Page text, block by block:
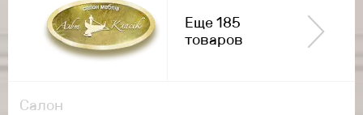
Салон
Еще 185
товаров